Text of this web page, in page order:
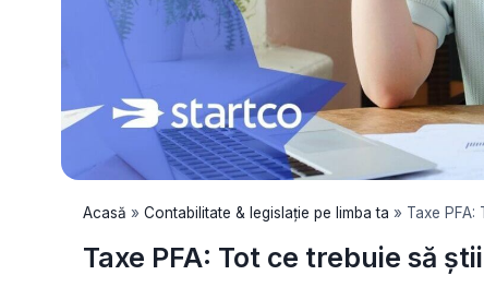
Acasă » Contabilitate & legislație pe limba ta » Taxe
Taxe PFA: Tot ce trebuie să